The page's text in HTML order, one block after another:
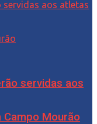
servidas aos
Mourão